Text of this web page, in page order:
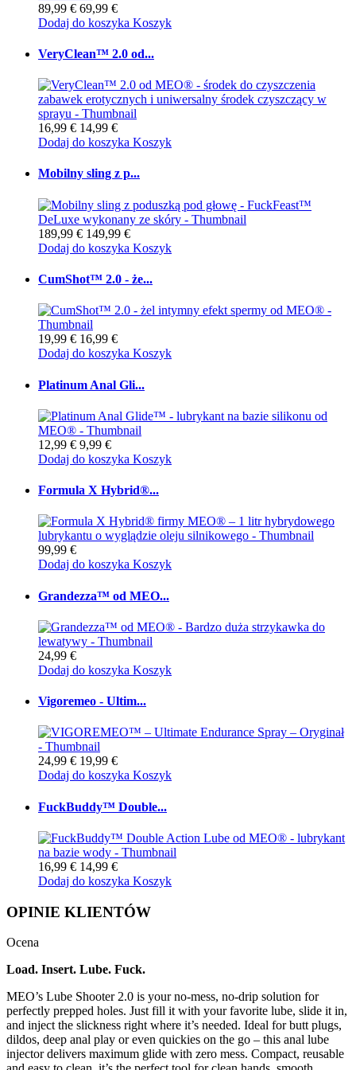
89,99 € 69,99 €
Dodaj do koszyka Koszyk
VeryClean™ 2.0 od...
16,99 € 14,99 €
Dodaj do koszyka Koszyk
Mobilny sling z p...
189,99 € 149,99 €
Dodaj do koszyka Koszyk
CumShot™ 2.0 - że...
19,99 € 16,99 €
Dodaj do koszyka Koszyk
Platinum Anal Gli...
12,99 € 9,99 €
Dodaj do koszyka Koszyk
Formula X Hybrid®...
99,99 €
Dodaj do koszyka Koszyk
Grandezza™ od MEO...
24,99 €
Dodaj do koszyka Koszyk
Vigoremeo - Ultim...
24,99 € 19,99 €
Dodaj do koszyka Koszyk
FuckBuddy™ Double...
16,99 € 14,99 €
Dodaj do koszyka Koszyk
OPINIE KLIENTÓW
Ocena
Load. Insert. Lube. Fuck.
MEO’s Lube Shooter 2.0 is your no-mess, no-drip solution for
perfectly prepped holes. Just fill it with your favorite lube, slide it in,
and inject the slickness right where it’s needed. Ideal for butt plugs,
dildos, deep anal play or even quickies on the go – this anal lube
injector delivers maximum glide with zero mess. Compact, reusable